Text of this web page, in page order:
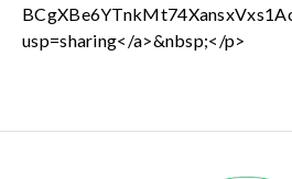
usp=sharing</a>&nbsp;</p>